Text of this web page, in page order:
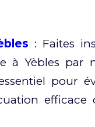
: Faites
à Yèbles par
pour
efficace